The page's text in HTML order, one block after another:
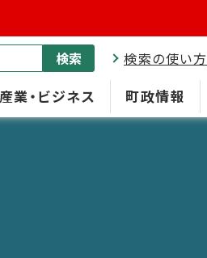
産業・ビジネス 町政情報
検索 検索の使い方